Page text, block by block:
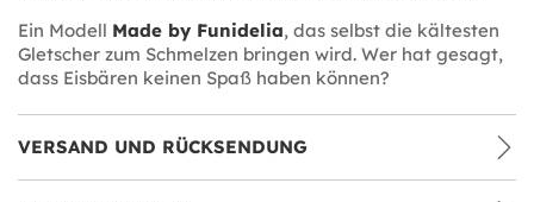
Ein Modell Made by Funidelia, das selbst die kältesten
Gletscher zum Schmelzen bringen wird. Wer hat gesagt,
dass Eisbären keinen Spaß haben können?
VERSAND UND RÜCKSENDUNG